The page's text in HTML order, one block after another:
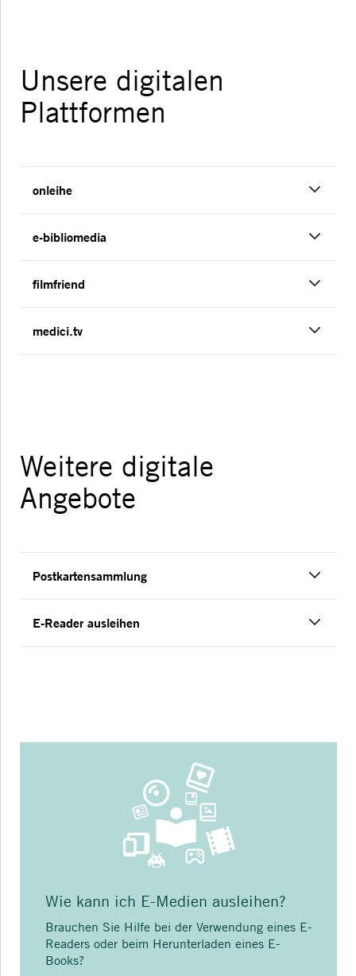
Unsere digitalen
Plattformen
onleihe
e-bibliomedia
filmfriend
medici.tv
Weitere digitale
Angebote
Postkartensammlung
E-Reader ausleihen
Wie kann ich E-Medien ausleihen?
Brauchen Sie Hilfe bei der Verwendung eines E-
Readers oder beim Herunterladen eines E-
Books?